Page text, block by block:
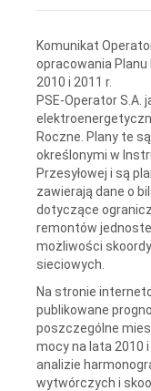
Komunikat
opracowania Planu
2010 i 2011 r.
PSE-Operator S.A.
Roczne. Plany te
określonymi w
Przesyłowej i są
zawierają dane o
dotyczące
remontów
możliwości
sieciowych.
Na stronie
publikowane
poszczególne
mocy na lata 2010
analizie
wytwórczych i